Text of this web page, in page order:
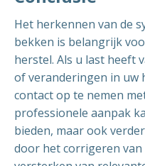
Het herkennen van de
bekken is belangrijk
herstel. Als u last heeft
of veranderingen in uw
contact op te nemen
professionele aanpak
bieden, maar ook
door het corrigeren